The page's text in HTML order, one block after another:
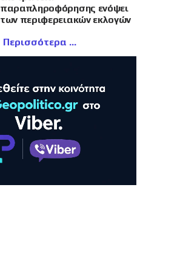
παραπληροφόρησης ενόψει
των περιφερειακών εκλογών
Περισσότερα